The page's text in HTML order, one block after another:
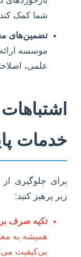
شما کمک
تضمین‌های
موسسه
علمی،
خدمات
برای جلوگیری از
زیر پرهیز کنید:
تکیه صرف
همیشه به
بی‌کیفیت